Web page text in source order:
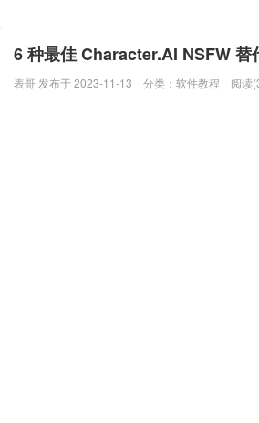
6 种最佳 Character.AI NSFW 替
表哥 发布于 2023-11-13 分类： 软件教程 阅读